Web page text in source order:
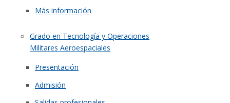
Más información
Grado en Tecnología y Operaciones
Militares Aeroespaciales
Presentación
Admisión